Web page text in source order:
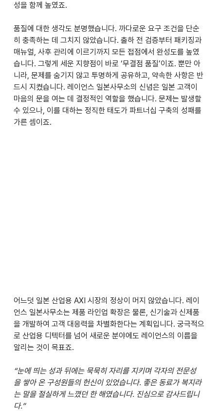
성을 함께 높였죠.
품질에 대한 생각도 분명했습니다. 까다로운 요구 조건을 단순
히 충족하는 데 그치지 않았습니다. 출하 전 검증부터 패키징과
매뉴얼, 사후 관리에 이르기까지 모든 접점에서 완성도를 높였
습니다. 그렇게 세운 지향점이 바로 ‘무결점 품질’이죠. 뿐만 아
니라, 문제를 숨기지 않고 투명하게 공유하고, 약속한 사항은 반
드시 지켰습니다. 레이언스 일본사무소의 신념은 일본 고객이
마음의 문을 여는 데 결정적인 역할을 했습니다. 문제는 발생할
수 있으나, 이를 대하는 정직한 태도가 파트너십 구축의 성패를
가른 셈이죠.
어느덧 일본 산업용 AXI 시장의 정상이 머지 않았습니다. 레이
언스 일본사무소는 제품 라인업 확장은 물론, 신기술과 신제품
을 개발하여 고객 대응력을 차별화한다는 계획입니다. 궁극적으
로 산업용 디텍터를 넘어 새로운 분야에도 레이언스의 이름을
알리는 것이 목표죠.
“눈에 띄는 성과 뒤에는 묵묵히 자리를 지키며 각자의 전문성
을 쌓아 온 구성원들의 헌신이 있었습니다. 좋은 동료가 복지라
는 말을 절실하게 느꼈던 한 해였습니다. 진심으로 감사드립니
다.”